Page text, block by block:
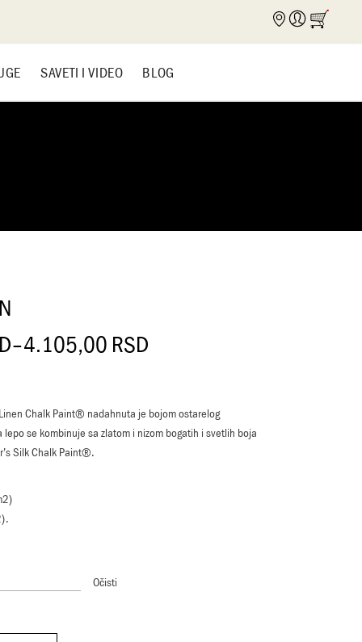
SAVETI I VIDEO BLOG
–4.105,00 RSD
Chalk Paint® nadahnuta je bojom ostarelog
lepo se kombinuje sa zlatom i nizom bogatih i svetlih boja
Silk Chalk Paint®.
Očisti